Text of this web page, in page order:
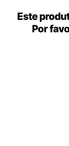
Este
Por